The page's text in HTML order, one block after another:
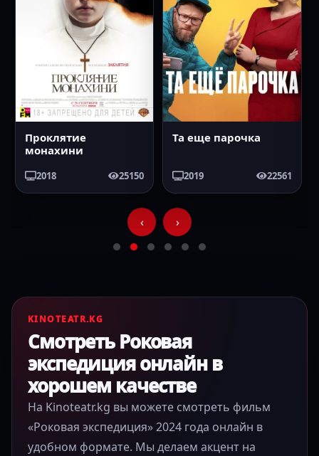
Проклятие
монахини
2018 25150
Та еще парочка
2019 22561
‹ ›
KINOTEATR.KG
Смотреть Роковая
экспедиция онлайн в
хорошем качестве
На Kinoteatr.kg вы можете смотреть фильм
«Роковая экспедиция» 2024 года онлайн в
удобном формате. Мы делаем акцент на